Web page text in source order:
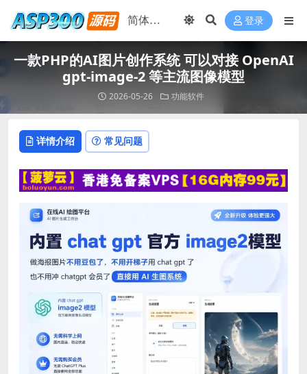
登录
一款PHP的AI图片创作系统 可以对接 OpenAI
gpt-image-2 等主流图像模型
2026-05-26 功能软件
详情介绍 常见问题